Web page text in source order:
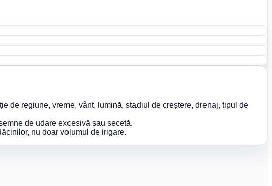
de regiune, vreme, vânt, lumină, stadiul de creștere, drenaj, tipul de
de udare excesivă sau secetă.
nu doar volumul de irigare.